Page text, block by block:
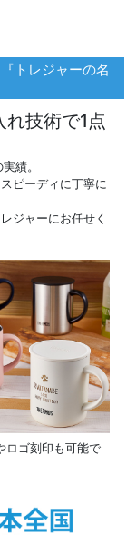
トレジャーの名
技術で1点
績。
ピーディに丁寧に
ジャーにお任せく
ロゴ刻印も可能で